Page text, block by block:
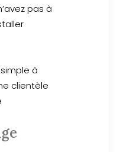
pas à
à
clientèle